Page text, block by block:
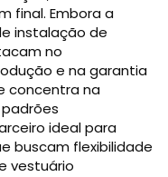
final. Embora a
instalação de
no
e na garantia
concentra na
ideal para
buscam flexibilidade
vestuário